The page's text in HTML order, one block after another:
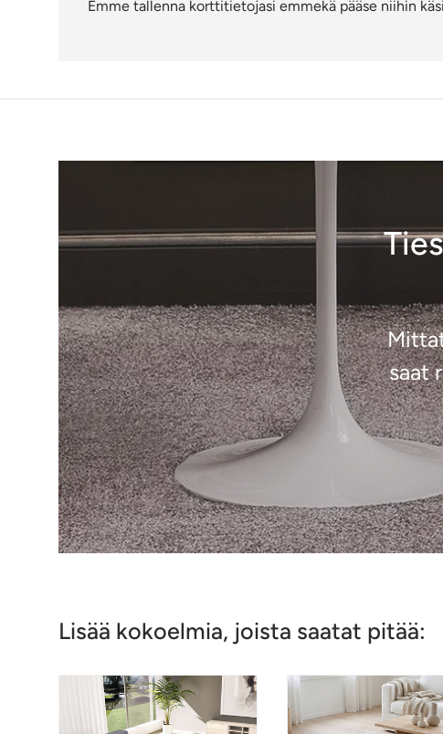
Emme tallenna korttitietojasi emmekä pääse niihin
saat
Lisää kokoelmia, joista saatat pitää: